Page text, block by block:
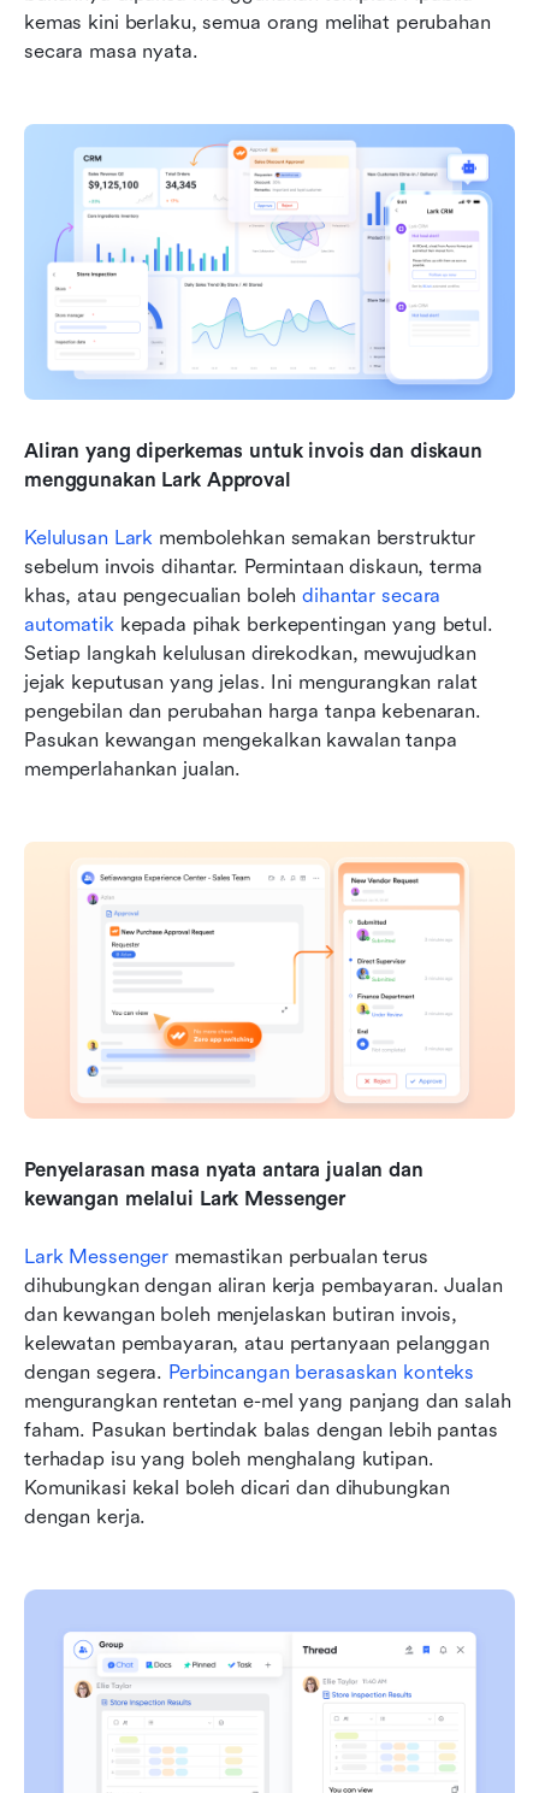
kemas kini berlaku, semua orang melihat perubahan
secara masa nyata.
Aliran yang diperkemas untuk invois dan diskaun
menggunakan Lark Approval
Kelulusan Lark membolehkan semakan berstruktur
sebelum invois dihantar. Permintaan diskaun, terma
khas, atau pengecualian boleh dihantar secara
automatik kepada pihak berkepentingan yang betul.
Setiap langkah kelulusan direkodkan, mewujudkan
jejak keputusan yang jelas. Ini mengurangkan ralat
pengebilan dan perubahan harga tanpa kebenaran.
Pasukan kewangan mengekalkan kawalan tanpa
memperlahankan jualan.
Penyelarasan masa nyata antara jualan dan
kewangan melalui Lark Messenger
Lark Messenger memastikan perbualan terus
dihubungkan dengan aliran kerja pembayaran. Jualan
dan kewangan boleh menjelaskan butiran invois,
kelewatan pembayaran, atau pertanyaan pelanggan
dengan segera. Perbincangan berasaskan konteks
mengurangkan rentetan e-mel yang panjang dan salah
faham. Pasukan bertindak balas dengan lebih pantas
terhadap isu yang boleh menghalang kutipan.
Komunikasi kekal boleh dicari dan dihubungkan
dengan kerja.